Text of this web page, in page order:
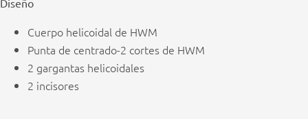
Cuerpo helicoidal de HWM
Punta de centrado-2 cortes de HWM
2 gargantas helicoidales
2 incisores